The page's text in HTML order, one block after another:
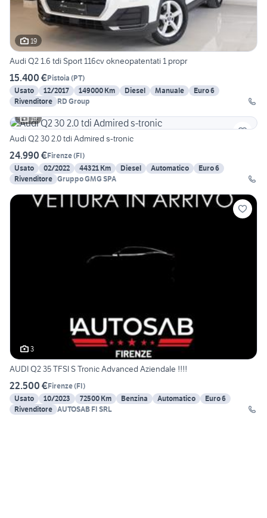
19
Audi Q2 1.6 tdi Sport 116cv okneopatentati 1 propr
15.400 €Pistoia (PT)
Usato
12/2017 149000 Km Diesel Manuale
Euro 6
Rivenditore RD Group
19
Audi Q2 30 2.0 tdi Admired s-tronic
24.990 €Firenze(FI)
Usato
02/2022 44321 Km Diesel Automatico
Euro 6
Rivenditore Gruppo GMG SPA
3
AUDI Q2 35 TFSI S Tronic Advanced Aziendale !!!!
22.500 €Firenze(FI)
Usato
10/2023 72500 Km Benzina Automatico
Euro 6
Rivenditore AUTOSAB FI SRL